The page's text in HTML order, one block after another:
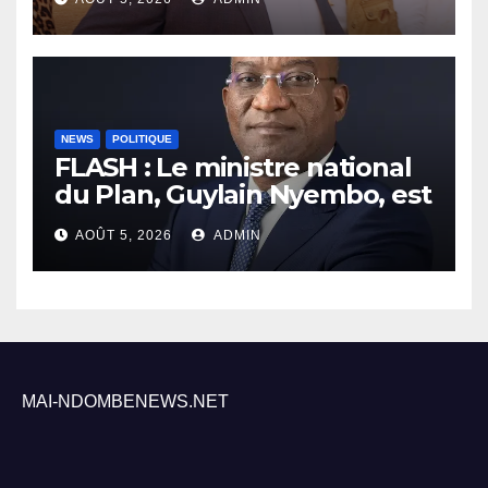
NEWS POLITIQUE
FLASH : Le ministre national
du Plan, Guylain Nyembo, est
arrivé ce mercredi à Inongo
AOÛT 5, 2026 ADMIN
MAI-NDOMBENEWS.NET